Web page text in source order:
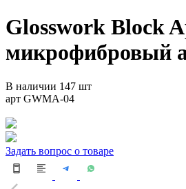
Glosswork Block
микрофибровый
В наличии 147 шт
арт GWMA-04
Задать вопрос о товаре